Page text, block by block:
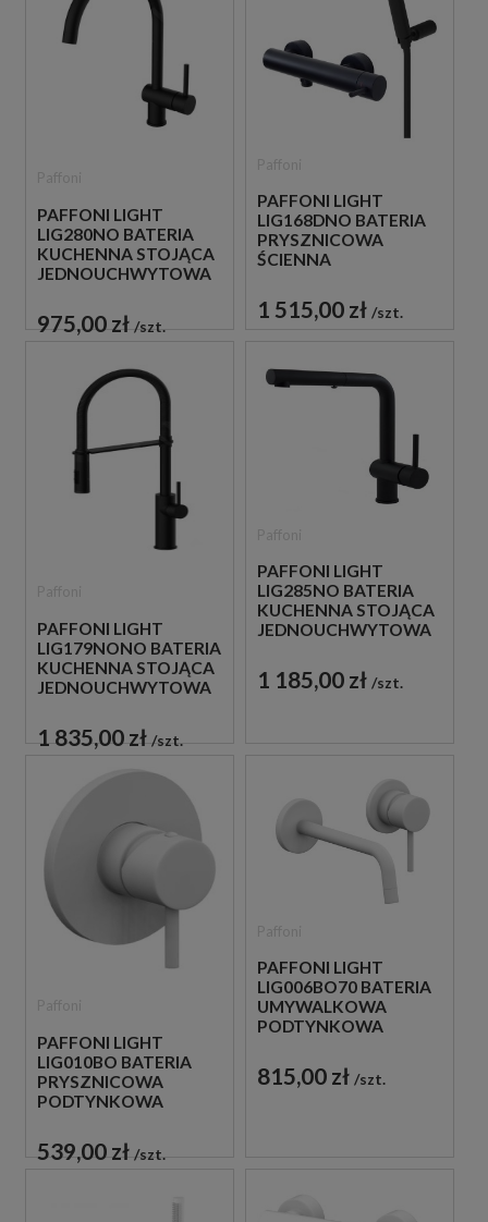
PAFFONI LIGHT
LIG280NO BATERIA
KUCHENNA STOJĄCA
JEDNOUCHWYTOWA
975,00 zł szt.
PAFFONI LIGHT
LIG168DNO BATERIA
PRYSZNICOWA
ŚCIENNA
CZARNA
1 515,00 zł szt.
PAFFONI LIGHT
LIG179NONO BATERIA
KUCHENNA STOJĄCA
JEDNOUCHWYTOWA
1 835,00 zł szt.
PAFFONI LIGHT
LIG285NO BATERIA
KUCHENNA STOJĄCA
JEDNOUCHWYTOWA
1 185,00 zł szt.
PAFFONI LIGHT
LIG010BO BATERIA
PRYSZNICOWA
PODTYNKOWA
BIAŁA
539,00 zł szt.
PAFFONI LIGHT
LIG006BO70 BATERIA
UMYWALKOWA
PODTYNKOWA
BIAŁA
815,00 zł szt.